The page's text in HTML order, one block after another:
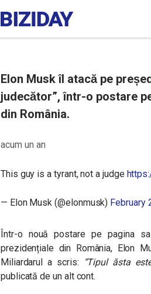
Elon Musk îl atacă pe
judecător”, într-o postare
din România.
acum un an
This guy is a tyrant, not a judge
— Elon Musk (@elonmusk) February
Într-o nouă postare pe pagina
prezidențiale din România, Elon
Miliardarul a scris:
“Tipul ăsta
publicată de un alt cont.